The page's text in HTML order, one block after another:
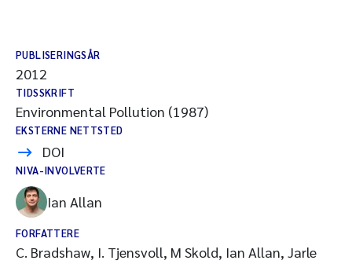
PUBLISERINGSÅR
2012
TIDSSKRIFT
Environmental Pollution (1987)
EKSTERNE NETTSTED
DOI
NIVA-INVOLVERTE
Ian Allan
FORFATTERE
C. Bradshaw, I. Tjensvoll, M Skold, Ian Allan, Jarle